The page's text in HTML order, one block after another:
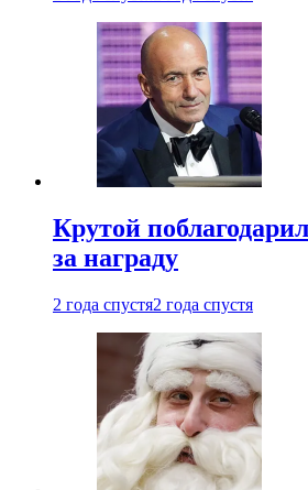
Крутой
за награду
2 года спустя2 года спустя